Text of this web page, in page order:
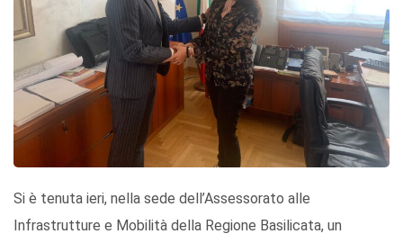
Si è tenuta ieri, nella sede dell’Assessorato alle
Infrastrutture e Mobilità della Regione Basilicata, un